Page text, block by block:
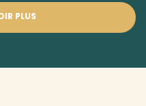
PLUS